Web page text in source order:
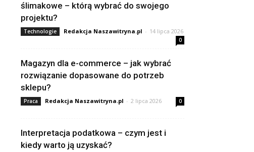
ślimakowe – którą wybrać do swojego
projektu?
Technologie Redakcja Naszawitryna.pl - 14 lipca 2026
0
Magazyn dla e-commerce – jak wybrać
rozwiązanie dopasowane do potrzeb
sklepu?
Praca Redakcja Naszawitryna.pl - 2 lipca 2026 0
Interpretacja podatkowa – czym jest i
kiedy warto ją uzyskać?